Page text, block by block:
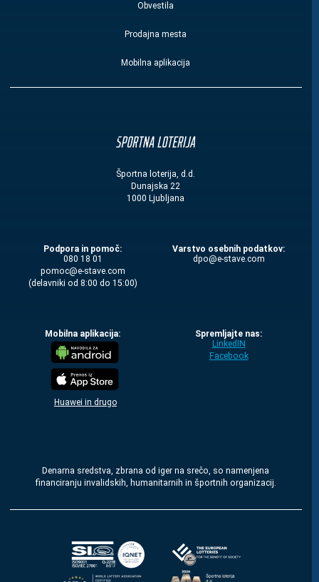
Obvestila
Prodajna mesta
Mobilna aplikacija
Športna loterija, d.d.
Dunajska 22
1000 Ljubljana
Podpora in pomoč:
080 18 01
moc.evats-e@comop
(delavniki od 8:00 do 15:00)
Varstvo osebnih podatkov:
moc.evats-e@opd
Mobilna aplikacija:
Huawei in drugo
Spremljajte nas:
LinkedIN
Facebook
Denarna sredstva, zbrana od iger na srečo, so namenjena
financiranju invalidskih, humanitarnih in športnih organizacij.